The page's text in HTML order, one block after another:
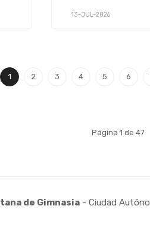
13-JUL-2026
1 2 3 4 5 6
Página 1 de 47
de Gimnasia - Ciudad